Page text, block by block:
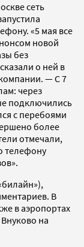
сеть
«5 мая все
новой
без
о ней в
— С 7
через
подключились
с перебоями
более
отмечали,
телефону
В
в аэропортах
на